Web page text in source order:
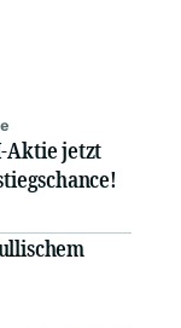
Aktie jetzt